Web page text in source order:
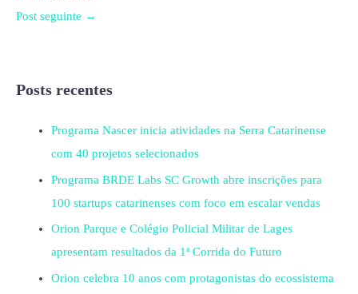
Post seguinte →
Posts recentes
Programa Nascer inicia atividades na Serra Catarinense
com 40 projetos selecionados
Programa BRDE Labs SC Growth abre inscrições para
100 startups catarinenses com foco em escalar vendas
Orion Parque e Colégio Policial Militar de Lages
apresentam resultados da 1ª Corrida do Futuro
Orion celebra 10 anos com protagonistas do ecossistema